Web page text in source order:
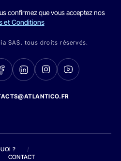
confirmez que vous acceptez nos
et Conditions
SAS. tous droits réservés.
?
/
CONTACT